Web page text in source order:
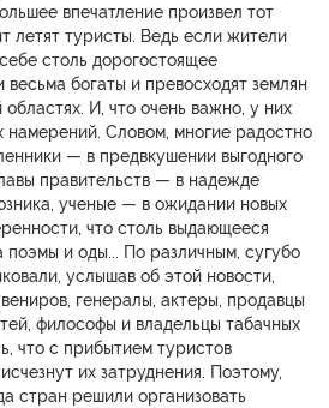
впечатление произвел тот
летят туристы. Ведь если жители
столь дорогостоящее
весьма богаты и превосходят землян
областях. И, что очень важно, у них
намерений. Словом, многие радостно
— в предвкушении выгодного
правительств — в надежде
ученые — в ожидании новых
что столь выдающееся
поэмы и оды... По различным, сугубо
услышав об этой новости,
генералы, актеры, продавцы
философы и владельцы табачных
что с прибытием туристов
их затруднения. Поэтому,
стран решили организовать